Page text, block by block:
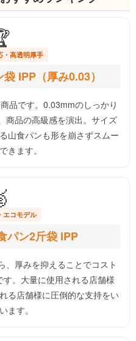
・高透明厚手
IPP（厚み0.03）
品です。0.03mmのしっかり
商品の高級感を演出。サイズ
山食パンも形を崩さずスムー
きます。
エコモデル
パン2斤袋 IPP
、厚みを抑えることでコスト
。大量に使用される店舗様
る店舗様に圧倒的な支持をい
ます。